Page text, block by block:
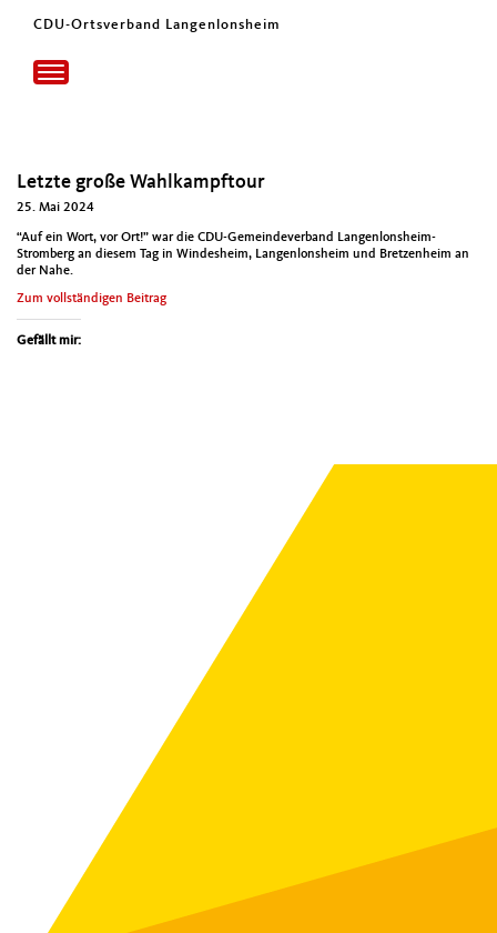
CDU-Ortsverband Langenlonsheim
Toggle
navigation
Letzte große Wahlkampftour
25. Mai 2024
“Auf ein Wort, vor Ort!” war die CDU-Gemein­de­ver­band Lan­gen­lon­sheim-
Stromberg an diesem Tag in Windesheim, Lan­gen­lon­sheim und Bret­zen­heim an
der Nahe.
Zum voll­ständi­gen Beitrag
Gefällt mir: